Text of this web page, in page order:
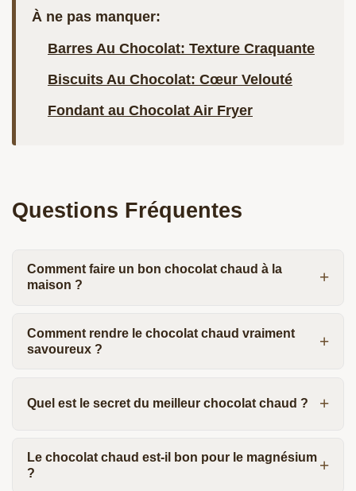
À ne pas manquer:
Barres Au Chocolat: Texture Craquante
Biscuits Au Chocolat: Cœur Velouté
Fondant au Chocolat Air Fryer
Questions Fréquentes
Comment faire un bon chocolat chaud à la
maison ?
Comment rendre le chocolat chaud vraiment
savoureux ?
Quel est le secret du meilleur chocolat chaud ?
Le chocolat chaud est-il bon pour le magnésium
?